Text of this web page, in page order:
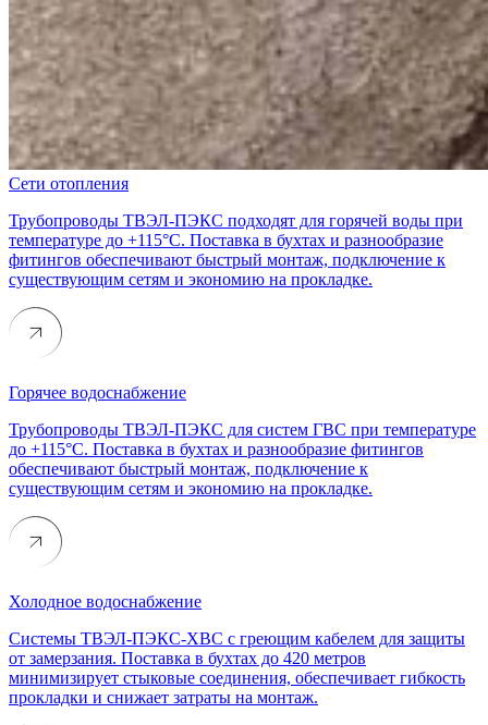
Сети отопления
Трубопроводы ТВЭЛ-ПЭКС подходят для горячей воды при
температуре до +115°C. Поставка в бухтах и разнообразие
фитингов обеспечивают быстрый монтаж, подключение к
существующим сетям и экономию на прокладке.
Горячее водоснабжение
Трубопроводы ТВЭЛ-ПЭКС для систем ГВС при температуре
до +115°C. Поставка в бухтах и разнообразие фитингов
обеспечивают быстрый монтаж, подключение к
существующим сетям и экономию на прокладке.
Холодное водоснабжение
Системы ТВЭЛ-ПЭКС-ХВС с греющим кабелем для защиты
от замерзания. Поставка в бухтах до 420 метров
минимизирует стыковые соединения, обеспечивает гибкость
прокладки и снижает затраты на монтаж.